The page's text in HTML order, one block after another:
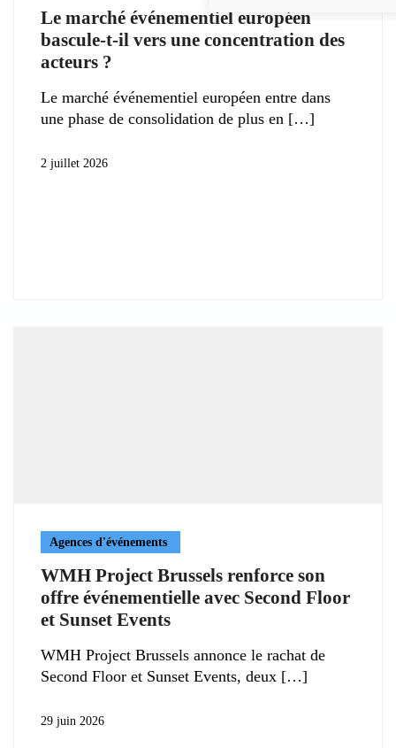
Le marché événementiel européen
bascule-t-il vers une concentration des
acteurs ?
Le marché événementiel européen entre dans
une phase de consolidation de plus en
2 juillet 2026
Agences d'événements
WMH Project Brussels renforce son
offre événementielle avec Second Floor
et Sunset Events
WMH Project Brussels annonce le rachat de
Second Floor et Sunset Events, deux
29 juin 2026